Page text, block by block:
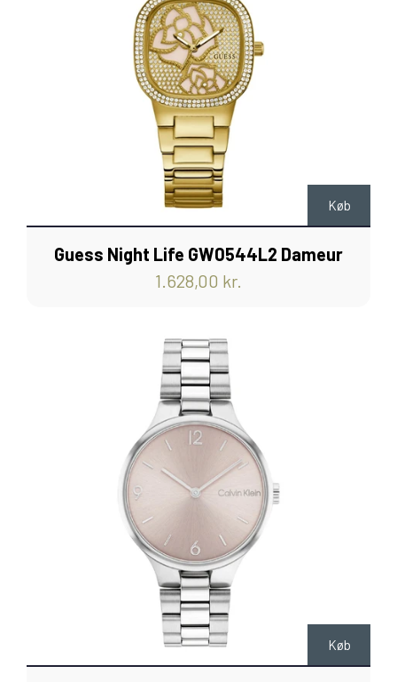
Køb
Guess Night Life GW0544L2 Dameur
1.628,00 kr.
Køb